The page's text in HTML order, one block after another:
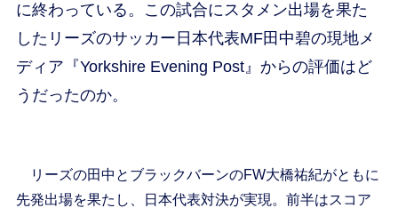
に終わっている。この試合にスタメン出場を果た
したリーズのサッカー日本代表MF田中碧の現地メ
ディア『Yorkshire Evening Post』からの評価はど
うだったのか。
リーズの田中とブラックバーンのFW大橋祐紀がともに
先発出場を果たし、日本代表対決が実現。前半はスコア